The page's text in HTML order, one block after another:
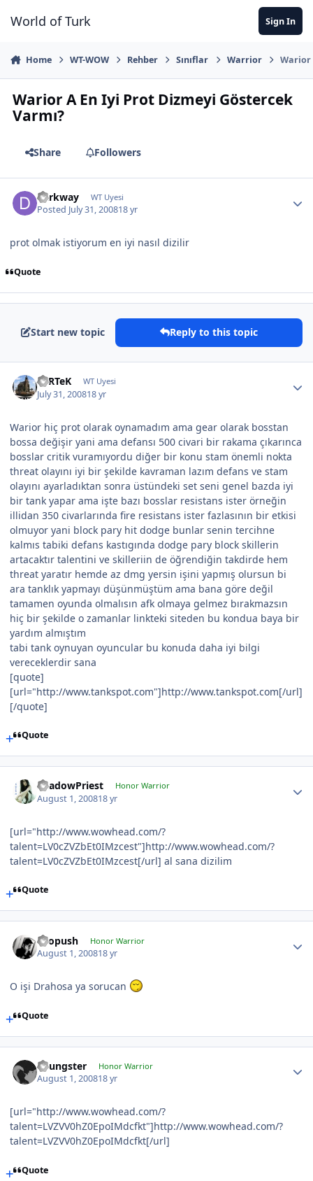
World of Turk Sign In
Home WT-WOW Rehber Sınıflar Warrior Warior
Warior A En Iyi Prot Dizmeyi Göstercek
Varmı?
Share Followers
darkway WT Uyesi
Posted July 31, 200818 yr
prot olmak istiyorum en iyi nasıl dizilir
Quote
Start new topic Reply to this topic
FeRTeK WT Uyesi
July 31, 200818 yr
Warior hiç prot olarak oynamadım ama gear olarak bosstan
bossa değişir yani ama defansı 500 civari bir rakama çıkarınca
bosslar critik vuramıyordu diğer bir konu stam önemli nokta
threat olayını iyi bir şekilde kavraman lazım defans ve stam
olayını ayarladıktan sonra üstündeki set seni genel bazda iyi
bir tank yapar ama işte bazı bosslar resistans ister örneğin
illidan 350 civarlarında fire resistans ister fazlasının bir etkisi
olmuyor yani block pary hit dodge bunlar senin tercihne
kalmıs tabiki defans kastıgında dodge pary block skillerin
artacaktır talentini ve skilleriin de öğrendiğin takdirde hem
threat yaratır hemde az dmg yersin işini yapmış olursun bi
ara tanklık yapmayı düşünmüştüm ama bana göre değil
tamamen oyunda olmalısın afk olmaya gelmez bırakmazsın
hiç bir şekilde o zamanlar linkteki siteden bu kondua baya bir
yardım almıştım
tabi tank oynuyan oyuncular bu konuda daha iyi bilgi
vereceklerdir sana
[quote]
[url="http://www.tankspot.com"]http://www.tankspot.com[/url]
[/quote]
Quote
ShadowPriest Honor Warrior
August 1, 200818 yr
[url="http://www.wowhead.com/?
talent=LV0cZVZbEt0IMzcest"]http://www.wowhead.com/?
talent=LV0cZVZbEt0IMzcest[/url] al sana dizilim
Quote
chopush Honor Warrior
August 1, 200818 yr
O işi Drahosa ya sorucan
Quote
Youngster Honor Warrior
August 1, 200818 yr
[url="http://www.wowhead.com/?
talent=LVZVV0hZ0EpoIMdcfkt"]http://www.wowhead.com/?
talent=LVZVV0hZ0EpoIMdcfkt[/url]
Quote